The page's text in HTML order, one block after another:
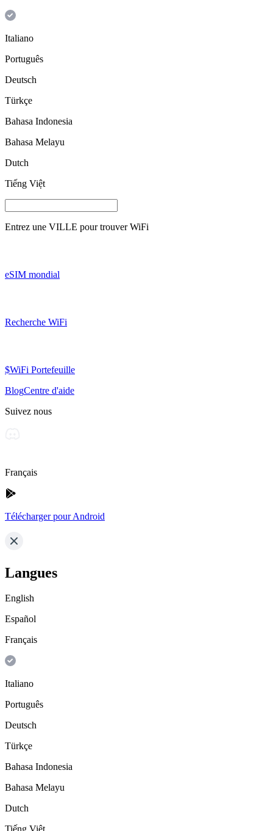
Italiano
Português
Deutsch
Türkçe
Bahasa Indonesia
Bahasa Melayu
Dutch
Tiếng Việt
Entrez une VILLE pour trouver WiFi
eSIM mondial
Recherche WiFi
$WiFi Portefeuille
BlogCentre d'aide
Suivez nous
Français
Télécharger pour Android
Langues
English
Español
Français
Italiano
Português
Deutsch
Türkçe
Bahasa Indonesia
Bahasa Melayu
Dutch